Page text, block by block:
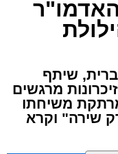
שיתף
מרגשים
משיחתו
שירה" וקרא